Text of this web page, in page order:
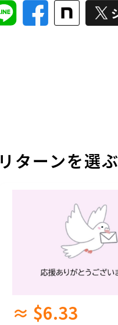
リターンを選ぶ
≈ $6.33